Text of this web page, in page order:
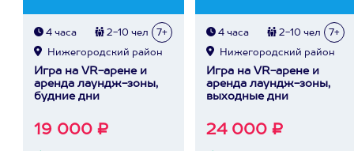
4 часа 2-10 чел 7+
Нижегородский район
Игра на VR-арене и
аренда лаундж-зоны,
будние дни
19 000 ₽
4 часа 2-10 чел 7+
Нижегородский район
Игра на VR-арене и
аренда лаундж-зоны,
выходные дни
24 000 ₽